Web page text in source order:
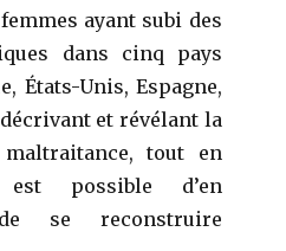
ayant subi des
dans cinq pays
États-Unis, Espagne,
et révélant la
tout en
possible d’en
se reconstruire